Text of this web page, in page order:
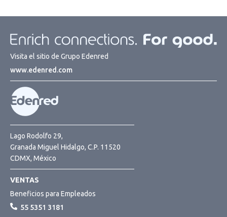
Visita el sitio de Grupo Edenred
www.edenred.com
Lago Rodolfo 29,
Granada Miguel Hidalgo, C.P. 11520
CDMX, México
VENTAS
Beneficios para Empleados
55 5351 3181